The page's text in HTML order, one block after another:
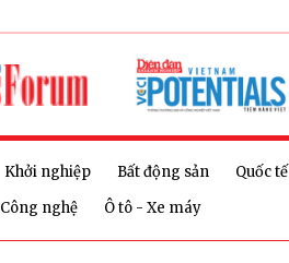
Khởi nghiệp Bất động sản Quốc tế
Công nghệ
Ô tô - Xe máy